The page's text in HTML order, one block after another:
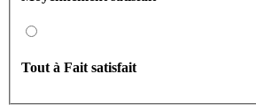
Tout à Fait satisfait